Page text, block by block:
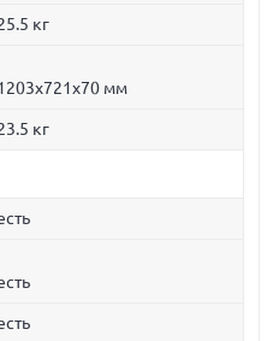
кг
мм
кг